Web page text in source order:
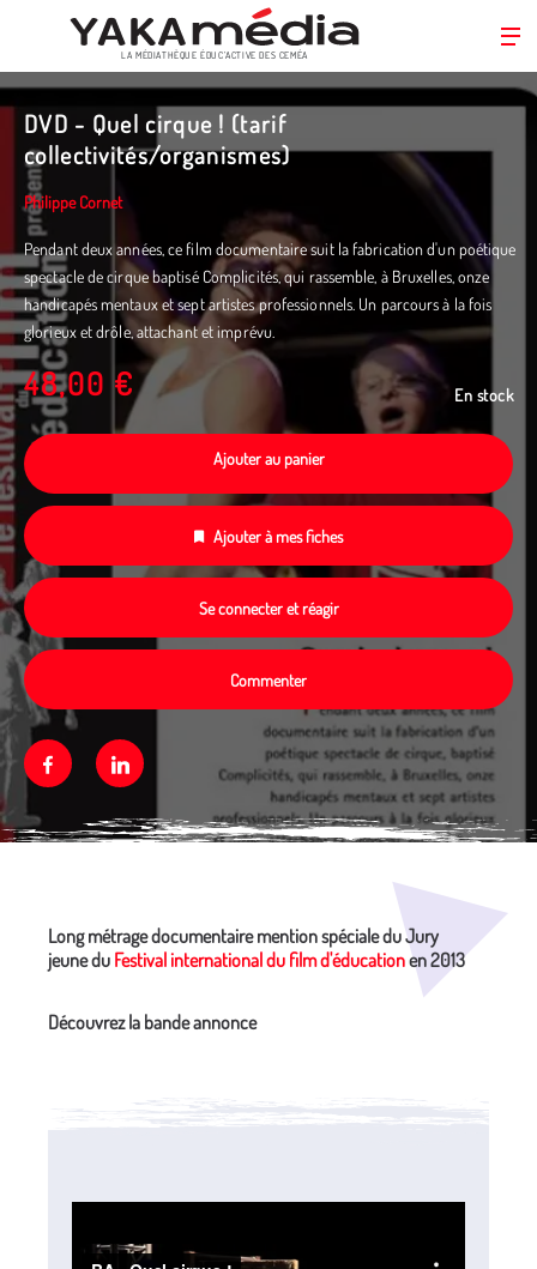
Aller
au
contenu
principal
LA MÉDIATHÈQUE ÉDUC’ACTIVE DES CEMÉA
DVD - Quel cirque ! (tarif
collectivités/organismes)
Philippe Cornet
Pendant deux années, ce film documentaire suit la fabrication d'un poétique
spectacle de cirque baptisé Complicités, qui rassemble, à Bruxelles, onze
handicapés mentaux et sept artistes professionnels. Un parcours à la fois
glorieux et drôle, attachant et imprévu.
48,00 € En stock
Ajouter au panier
Ajouter à mes fiches
Se connecter et réagir
Commenter
FacebookLinkedin
Long métrage documentaire mention spéciale du Jury
jeune du Festival international du film d'éducationen 2013
Découvrez la bande annonce